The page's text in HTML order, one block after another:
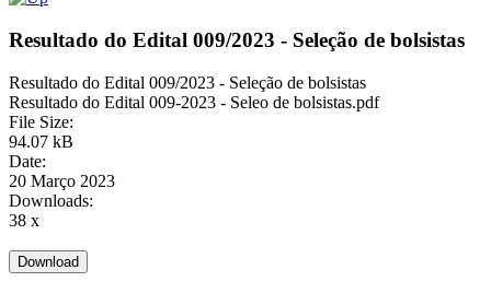
Resultado do Edital 009/2023 - Seleção de bolsistas
Resultado do Edital 009/2023 - Seleção de bolsistas
Resultado do Edital 009-2023 - Seleo de bolsistas.pdf
File Size:
94.07 kB
Date:
20 Março 2023
Downloads:
38 x